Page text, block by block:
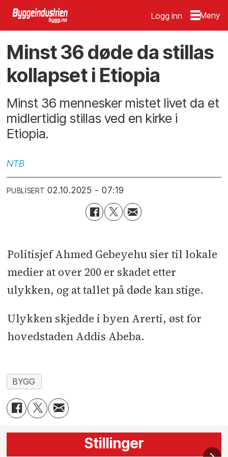
Logg inn
Minst 36 døde da stillas
kollapset i Etiopia
Minst 36 mennesker mistet livet da et
midlertidig stillas ved en kirke i
Etiopia.
NTB
PUBLISERT 02.10.2025 - 07:19
Politisjef Ahmed Gebeyehu sier til lokale
medier at over 200 er skadet etter
ulykken, og at tallet på døde kan stige.
Ulykken skjedde i byen Arerti, øst for
hovedstaden Addis Abeba.
BYGG
Stillinger